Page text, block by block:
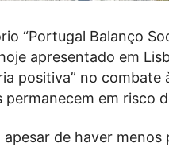
“Portugal Balanço
apresentado em
positiva” no combate
permanecem em risco
apesar de haver